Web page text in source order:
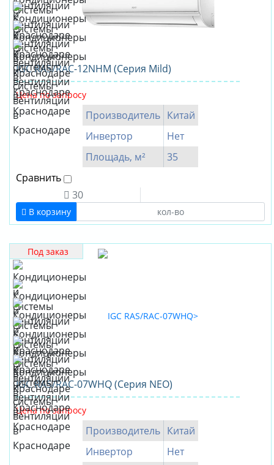
IGC RAS/RAC-12NHM (Серия Mild)
Цена по запросу
Производитель Китай
Инвертор
Нет
Площадь, м²
35
Сравнить
30
В корзину
Под заказ
IGC RAS/RAC-07WHQ (Серия NEO)
Цена по запросу
Производитель Китай
Инвертор
Нет